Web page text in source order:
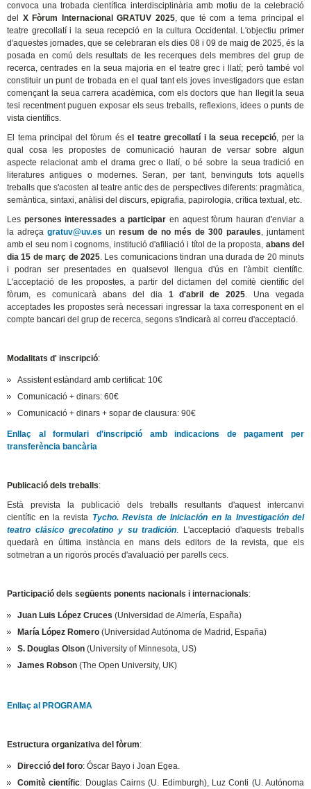
convoca una trobada científica interdisciplinària amb motiu de la celebració
del X Fòrum Internacional GRATUV 2025, que té com a tema principal el
teatre grecollatí i la seua recepció en la cultura Occidental. L'objectiu primer
d'aquestes jornades, que se celebraran els dies 08 i 09 de maig de 2025, és la
posada en comú dels resultats de les recerques dels membres del grup de
recerca, centrades en la seua majoria en el teatre grec i llatí; però també vol
constituir un punt de trobada en el qual tant els joves investigadors que estan
començant la seua carrera acadèmica, com els doctors que han llegit la seua
tesi recentment puguen exposar els seus treballs, reflexions, idees o punts de
vista científics.
El tema principal del fòrum ésel teatre grecollatí i la seua recepció, per la
qual cosa les propostes de comunicació hauran de versar sobre algun
aspecte relacionat amb el drama grec o llatí, o bé sobre la seua tradició en
literatures antigues o modernes. Seran, per tant, benvinguts tots aquells
treballs que s'acosten al teatre antic des de perspectives diferents: pragmàtica,
semàntica, sintaxi, anàlisi del discurs, epigrafia, papirologia, crítica textual, etc.
Les persones interessades a participar en aquest fòrum hauran d'enviar a
la adreçagratuv@uv.es unresum de no més de 300 paraules, juntament
amb el seu nom i cognoms, institució d'afiliació i títol de la proposta, abans del
dia 15 de març de 2025. Les comunicacions tindran una durada de 20 minuts
i podran ser presentades en qualsevol llengua d'ús en l'àmbit científic.
L'acceptació de les propostes, a partir del dictamen del comitè científic del
fòrum, es comunicarà abans del dia 1 d'abril de 2025. Una vegada
acceptades les propostes serà necessari ingressar la taxa corresponent en el
compte bancari del grup de recerca, segons s'indicarà al correu d'acceptació.
Modalitats d' inscripció:
Assistent estàndard amb certificat: 10€
Comunicació + dinars: 60€
Comunicació + dinars + sopar de clausura: 90€
Enllaç al formulari d'inscripció amb indicacions de pagament per
transferència bancària
Publicació dels treballs:
Està prevista la publicació dels treballs resultants d'aquest intercanvi
científic en la revista Tycho. Revista de Iniciación en la Investigación del
teatro clásico grecolatino y su tradición. L'acceptació d'aquests treballs
quedarà en última instància en mans dels editors de la revista, que els
sotmetran a un rigorós procés d'avaluació per parells cecs.
Participació dels següents ponents nacionals i internacionals:
Juan Luis López Cruces (Universidad de Almería, España)
María López Romero (Universidad Autónoma de Madrid, España)
S. Douglas Olson (University of Minnesota, US)
James Robson (The Open University, UK)
Enllaç al PROGRAMA
Estructura organizativa del fòrum:
Direcció del foro: Óscar Bayo i Joan Egea.
Comitè científic: Douglas Cairns (U. Edimburgh), Luz Conti (U. Autónoma